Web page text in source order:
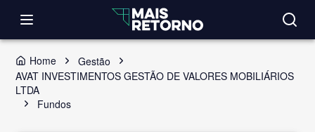
Home
Gestão
AVAT INVESTIMENTOS GESTÃO DE VALORES MOBILIÁRIOS
LTDA
Fundos